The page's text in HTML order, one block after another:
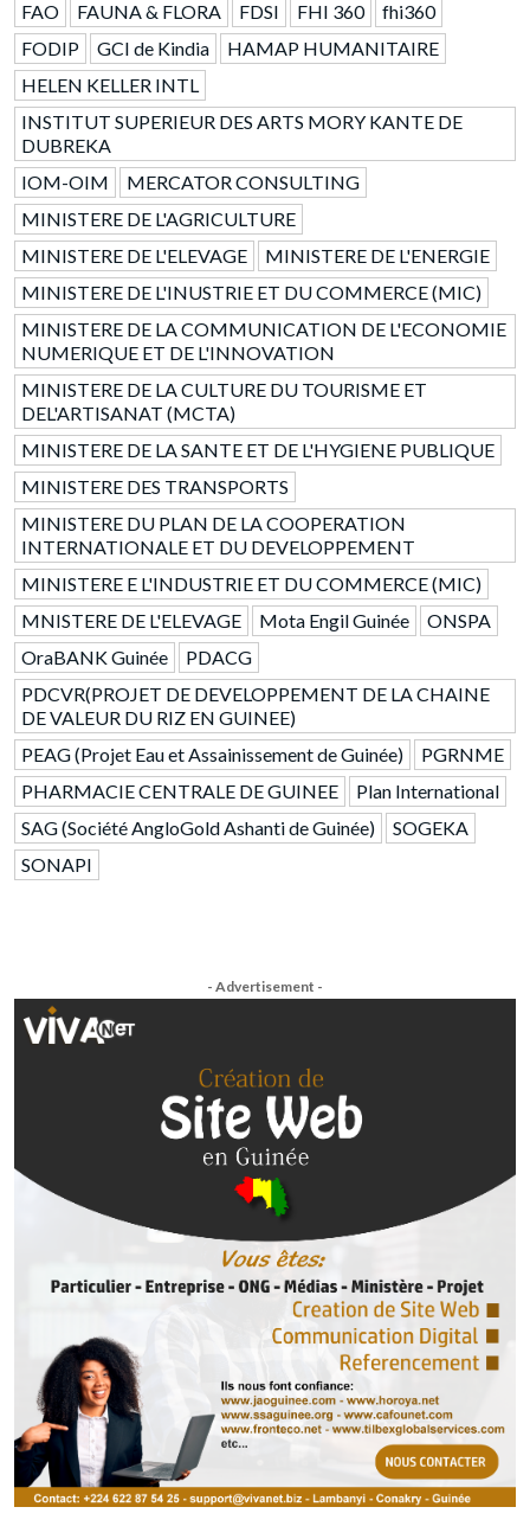
FAO FAUNA & FLORA FDSI FHI 360
fhi360
FODIP
GCI de Kindia
HAMAP HUMANITAIRE
HELEN KELLER INTL
INSTITUT SUPERIEUR DES ARTS MORY KANTE DE
DUBREKA
IOM-OIM
MERCATOR CONSULTING
MINISTERE DE L'AGRICULTURE
MINISTERE DE L'ELEVAGE
MINISTERE DE L'ENERGIE
MINISTERE DE L'INUSTRIE ET DU COMMERCE (MIC)
MINISTERE DE LA COMMUNICATION DE L'ECONOMIE
NUMERIQUE ET DE L'INNOVATION
MINISTERE DE LA CULTURE DU TOURISME ET
DEL'ARTISANAT (MCTA)
MINISTERE DE LA SANTE ET DE L'HYGIENE PUBLIQUE
MINISTERE DES TRANSPORTS
MINISTERE DU PLAN DE LA COOPERATION
INTERNATIONALE ET DU DEVELOPPEMENT
MINISTERE E L'INDUSTRIE ET DU COMMERCE (MIC)
MNISTERE DE L'ELEVAGE
Mota Engil Guinée
ONSPA
OraBANK Guinée
PDACG
PDCVR(PROJET DE DEVELOPPEMENT DE LA CHAINE
DE VALEUR DU RIZ EN GUINEE)
PEAG (Projet Eau et Assainissement de Guinée)
PGRNME
PHARMACIE CENTRALE DE GUINEE
Plan International
SAG (Société AngloGold Ashanti de Guinée)
SOGEKA
SONAPI
- Advertisement -